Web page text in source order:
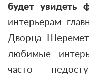
будет увидеть
интерьерам
Дворца
любимые
часто